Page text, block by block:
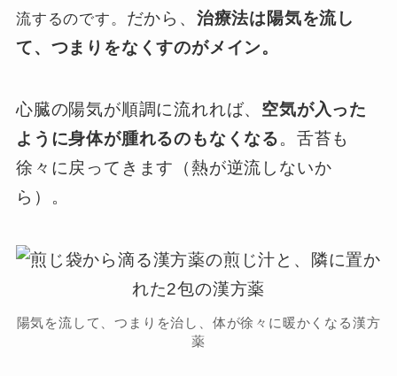
流するのです。 だから、 治療法は陽気を流し
て、つまりをなくすのがメイン。
心臓の陽気が順調に流れれば、 空気が入った
ように身体が腫れるのもなくなる。舌苔も
徐々に戻ってきます（熱が逆流しないか
ら）。
陽気を流して、つまりを治し、体が徐々に暖かくなる漢方
薬